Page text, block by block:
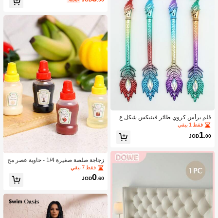
قلم برأس كروي طائر فينيكس شكل ع
شوائي قطعة واحدة
فقط 1 بيقي
JOD1.00
زجاجة صلصة صغيرة 1/4 - حاوية عصر مح
مولة للتوابل لصلصة الطماطم والزيت و
صلصة الصويا والعسل - بلاستيك، مثالية ل
غداء المكتب، حاوية بلاستيكية محمولة، أد
فقط 7 بيقي
JOD0.60